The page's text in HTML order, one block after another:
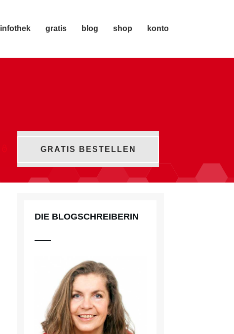
infothek gratis blog shop konto
GRATIS BESTELLEN
DIE BLOGSCHREIBERIN